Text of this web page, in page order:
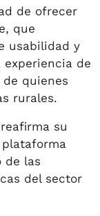
de ofrecer
que
usabilidad y
de
quienes
rurales.
su
de las
del sector